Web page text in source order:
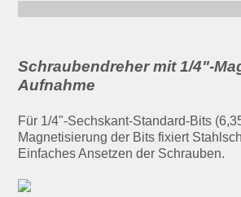
Schraubendreher mit 1/4"-
Aufnahme
Für 1/4"-Sechskant-Standard-Bits
Magnetisierung der Bits fixiert
Einfaches Ansetzen der Schrauben.